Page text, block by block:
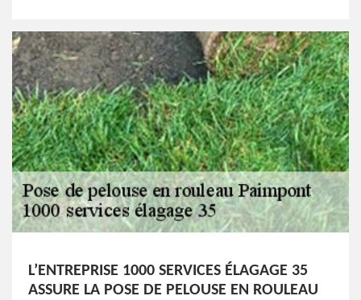
L’ENTREPRISE 1000 SERVICES ÉLAGAGE 35
ASSURE LA POSE DE PELOUSE EN ROULEAU